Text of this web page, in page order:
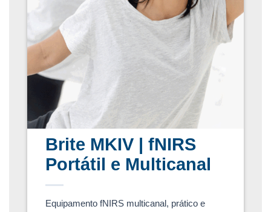
Brite MKIV | fNIRS
Portátil e Multicanal
Equipamento fNIRS multicanal, prático e